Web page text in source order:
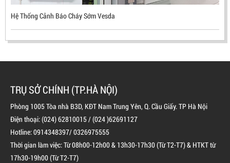
BÌNH CHỮA CHÁY ĐỘC LẬP KHÍ FM200
Hệ Thống Cảnh Báo Cháy Sớm Vesda
TRỤ SỞ CHÍNH (TP.HÀ NỘI)
Phòng 1005 Tòa nhà B3D, KĐT Nam Trung Yên, Q. Cầu Giấy. TP Hà Nội
Điện thoại: (024) 62810015 / (024 )62691127
Hotline: 0914348397/ 0326975555
Thời gian làm việc: Từ 08h00-12h00 & 13h30-17h30 (Từ T2-T7) & HTKT từ
17h30-19h00 (Từ T2-T7)